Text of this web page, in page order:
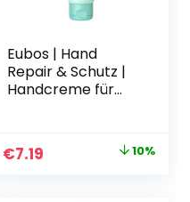
Eubos | Hand
Repair & Schutz |
Handcreme für
besondere Aktiv-
Formel für
Ursprünglicher
€7.19 10%